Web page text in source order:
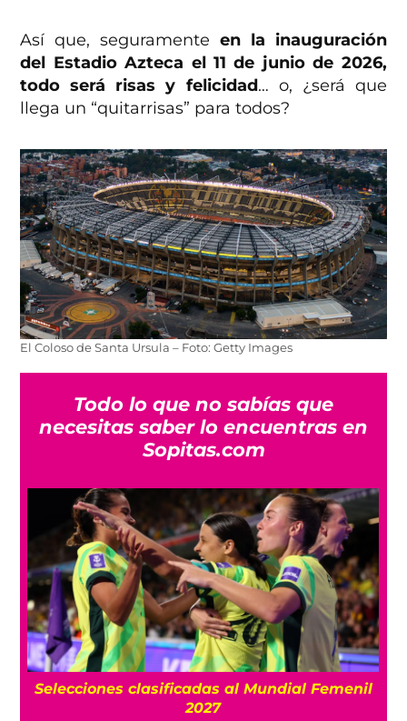
Así que, seguramente en la inauguración
del Estadio Azteca el 11 de junio de 2026,
todo será risas y felicidad… o, ¿será que
llega un “quitarrisas” para todos?
El Coloso de Santa Ursula – Foto: Getty Images
Todo lo que no sabías que
necesitas saber lo encuentras en
Sopitas.com
Selecciones clasificadas al Mundial Femenil
2027